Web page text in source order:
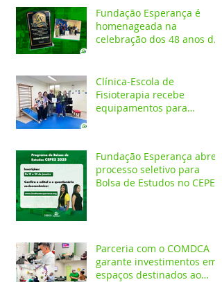
Fundação Esperança é
homenageada na
celebração dos 48 anos da
Clínica-Escola de
Fisioterapia recebe
equipamentos para
Fundação Esperança abre
processo seletivo para
Bolsa de Estudos no CEPES
Parceria com o COMDCA
garante investimentos em
espaços destinados ao